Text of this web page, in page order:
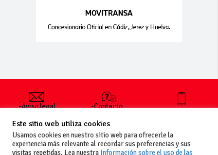
-Aviso legal
generales
de uso
-Política de
-Contacto
publicar un
anuncio
-Vende+
+34 627 35
Este sitio web utiliza cookies
Usamos cookies en nuestro sitio web para ofrecerle la
experiencia más relevante al recordar sus preferencias y sus
visitas repetidas. Lea nuestra Información sobre el uso de las